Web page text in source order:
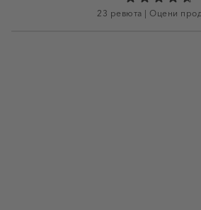
23 ревюта | Оцени